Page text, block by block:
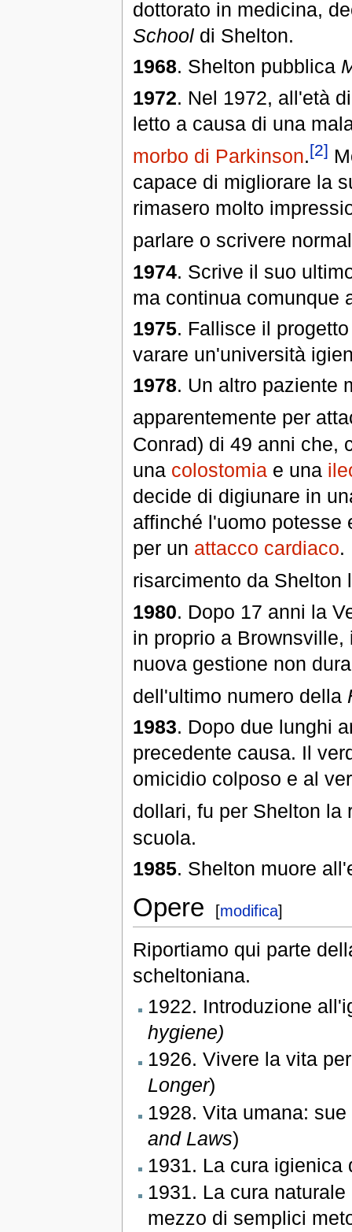
dottorato in medicina,
Schooldi Shelton.
1968. Shelton pubblica
1972. Nel 1972, all'età
letto a causa di una
morbo di Parkinson.[2]
capace di migliorare la
rimasero molto
parlare o scrivere
1974. Scrive il suo
ma continua comunque
1975. Fallisce il
varare un'università
1978. Un altro paziente
apparentemente per
Conrad) di 49 anni che,
una colostomiae una
decide di digiunare in
affinché l'uomo potesse
per un attacco cardiaco.
risarcimento da Shelton
1980. Dopo 17 anni la
in proprio a
nuova gestione non
dell'ultimo numero della
1983. Dopo due lunghi
precedente causa. Il
omicidio colposo e al
dollari, fu per Shelton la
scuola.
1985. Shelton muore
Opere [modifica]
Riportiamo qui parte
scheltoniana.
1922. Introduzione
hygiene)
1926. Vivere la vita
Longer)
1928. Vita umana:
and Laws)
1931. La cura igienica
1931. La cura
mezzo di semplici